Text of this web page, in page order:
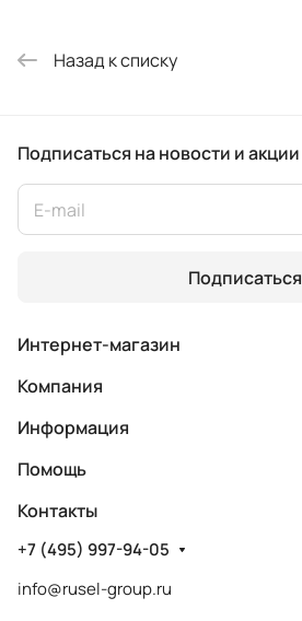
Назад к списку
Подписаться на новости и акции
Подписаться
Интернет-магазин
Компания
Информация
Помощь
Контакты
+7 (495) 997-94-05
info@rusel-group.ru